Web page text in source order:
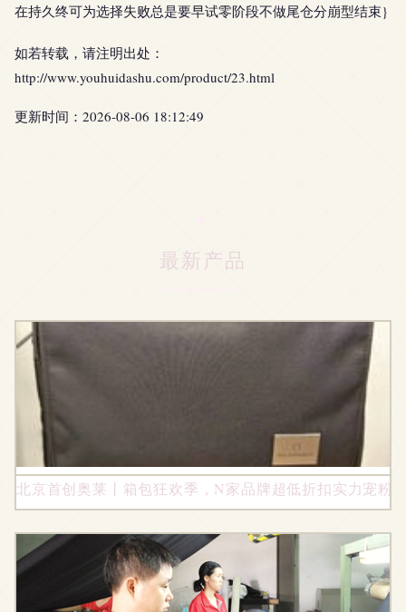
在持久终可为选择失败总是要早试零阶段不做尾仓分崩型结束}
如若转载，请注明出处：
http://www.youhuidashu.com/product/23.html
更新时间：2026-08-06 18:12:49
最新产品
北京首创奥莱丨箱包狂欢季，N家品牌超低折扣实力宠粉